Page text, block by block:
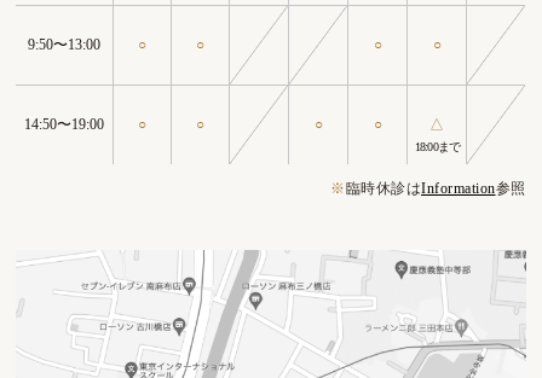
9:50〜13:00 ○ ○ ○ ○
14:50〜19:00 ○ ○ ○ ○ △
18:00まで
※臨時休診はInformation参照